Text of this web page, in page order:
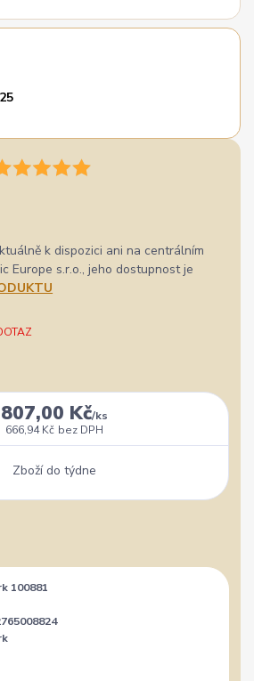
k dispozici ani na centrálním
Europe s.r.o., jeho dostupnost je
807,00 Kč/ks
666,94 Kč bez DPH
Zboží do týdne
100881